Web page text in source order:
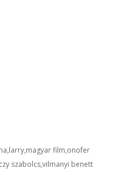
larry magyar film onofer
szabolcsvilmanyi benett